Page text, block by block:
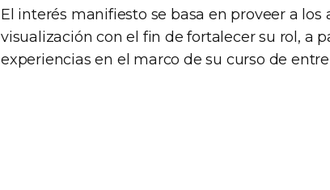
El interés manifiesto se basa en proveer a
visualización con el fin de fortalecer su rol, a
experiencias en el marco de su curso de